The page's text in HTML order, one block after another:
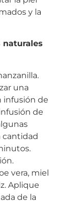
y la
naturales
una
infusión de
de
cantidad
vera, miel
Aplique
de la